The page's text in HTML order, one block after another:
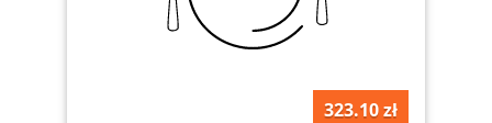
323.10 zł